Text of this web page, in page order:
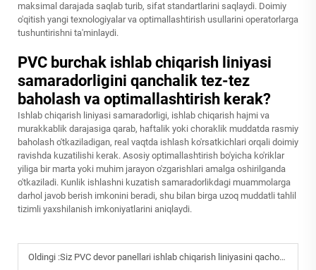
maksimal darajada saqlab turib, sifat standartlarini saqlaydi. Doimiy
o'qitish yangi texnologiyalar va optimallashtirish usullarini operatorlarga
tushuntirishni ta'minlaydi.
PVC burchak ishlab chiqarish liniyasi
samaradorligini qanchalik tez-tez
baholash va optimallashtirish kerak?
Ishlab chiqarish liniyasi samaradorligi, ishlab chiqarish hajmi va
murakkablik darajasiga qarab, haftalik yoki choraklik muddatda rasmiy
baholash o'tkaziladigan, real vaqtda ishlash ko'rsatkichlari orqali doimiy
ravishda kuzatilishi kerak. Asosiy optimallashtirish bo'yicha ko'riklar
yiliga bir marta yoki muhim jarayon o'zgarishlari amalga oshirilganda
o'tkaziladi. Kunlik ishlashni kuzatish samaradorlikdagi muammolarga
darhol javob berish imkonini beradi, shu bilan birga uzoq muddatli tahlil
tizimli yaxshilanish imkoniyatlarini aniqlaydi.
Oldingi :Siz PVC devor panellari ishlab chiqarish liniyasini qachon yangilashingiz kerak?